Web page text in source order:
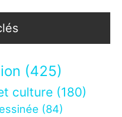
(425)
culture (180)
(84)